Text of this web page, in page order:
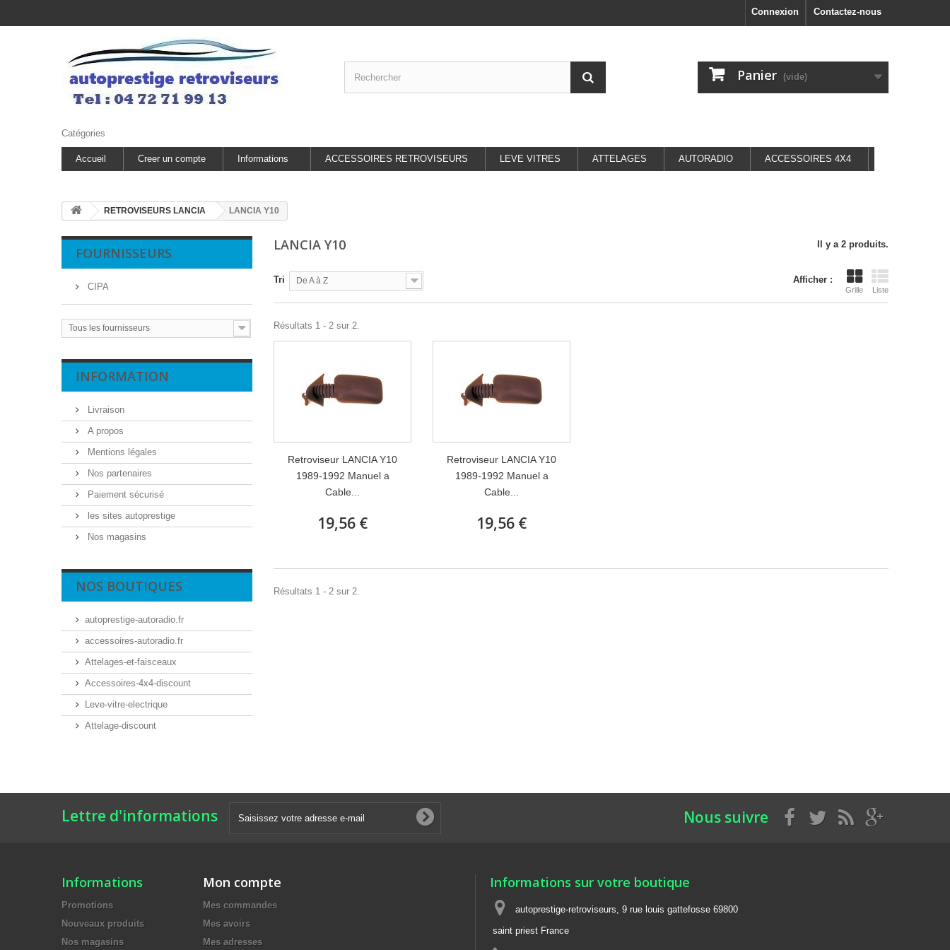
Contactez-nous
Connexion
Panier (vide)
Catégories
Accueil Creer un compte Informations ACCESSOIRES RETROVISEURS LEVE VITRES ATTELAGES AUTORADIO ACCESSOIRES 4X4
RETROVISEURS LANCIA LANCIA Y10
FOURNISSEURS
CIPA
Tous les fournisseurs
INFORMATION
Livraison
A propos
Mentions légales
Nos partenaires
Paiement sécurisé
les sites autoprestige
Nos magasins
NOS BOUTIQUES
autoprestige-autoradio.fr
accessoires-autoradio.fr
Attelages-et-faisceaux
Accessoires-4x4-discount
Leve-vitre-electrique
Attelage-discount
LANCIA Y10 Il y a 2 produits.
Afficher :
Grille Liste
Tri De A à Z
Résultats 1 - 2 sur 2.
Retroviseur LANCIA Y10
1989-1992 Manuel a
Cable...
19,56 €
Retroviseur LANCIA Y10
1989-1992 Manuel a
Cable...
19,56 €
Résultats 1 - 2 sur 2.
Lettre d'informations Nous suivre
Informations
Promotions
Nouveaux produits
Nos magasins
Mon compte
Mes commandes
Mes avoirs
Mes adresses
Informations sur votre boutique
autoprestige-retroviseurs, 9 rue louis gattefosse 69800
saint priest France